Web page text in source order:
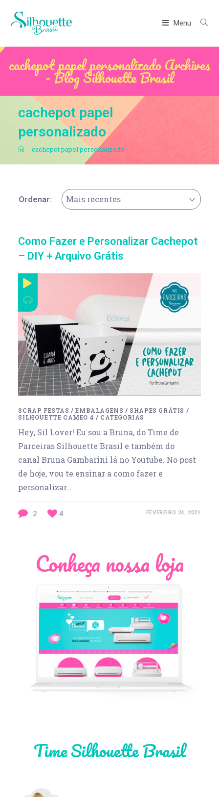
Menu
cachepot papel personalizado Archives
- Blog Silhouette Brasil
cachepot papel
personalizado
. cachepot papel personalizado
Ordenar: Mais recentes
Como Fazer e Personalizar Cachepot
– DIY + Arquivo Grátis
SCRAP FESTAS /EMBALAGENS / SHAPES GRÁTIS /
SILHOUETTE CAMEO 4 / CATEGORIAS
Hey, Sil Lover! Eu sou a Bruna, do Time de
Parceiras Silhouette Brasil e também do
canal Bruna Gambarini lá no Youtube. No post
de hoje, vou te ensinar a como fazer e
personalizar…
2 4 FEVEREIRO 24, 2021
Conheça nossa loja
Time Silhouette Brasil
Léia Pastori
Thiara Ney